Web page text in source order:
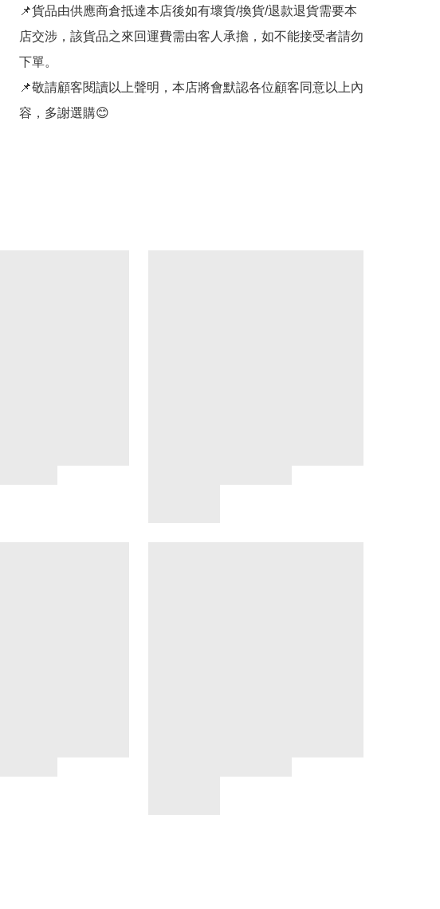
📌貨品由供應商倉抵達本店後如有壞貨/換貨/退款退貨需要本
店交涉，該貨品之來回運費需由客人承擔，如不能接受者請勿
下單。
📌敬請顧客閱讀以上聲明，本店將會默認各位顧客同意以上內
容，多謝選購😊